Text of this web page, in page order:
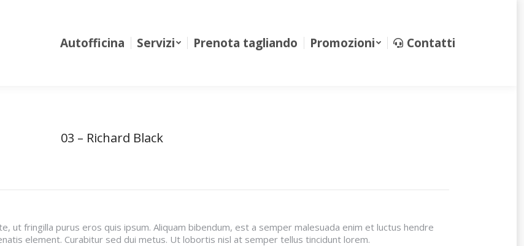
Autofficina Servizi Prenota tagliando Promozioni Contatti
03 – Richard Black
ut fringilla purus eros quis ipsum. Aliquam bibendum, est a semper malesuada enim et luctus hendre
element. Curabitur sed dui metus. Ut lobortis nisl at semper tellus tincidunt lorem.